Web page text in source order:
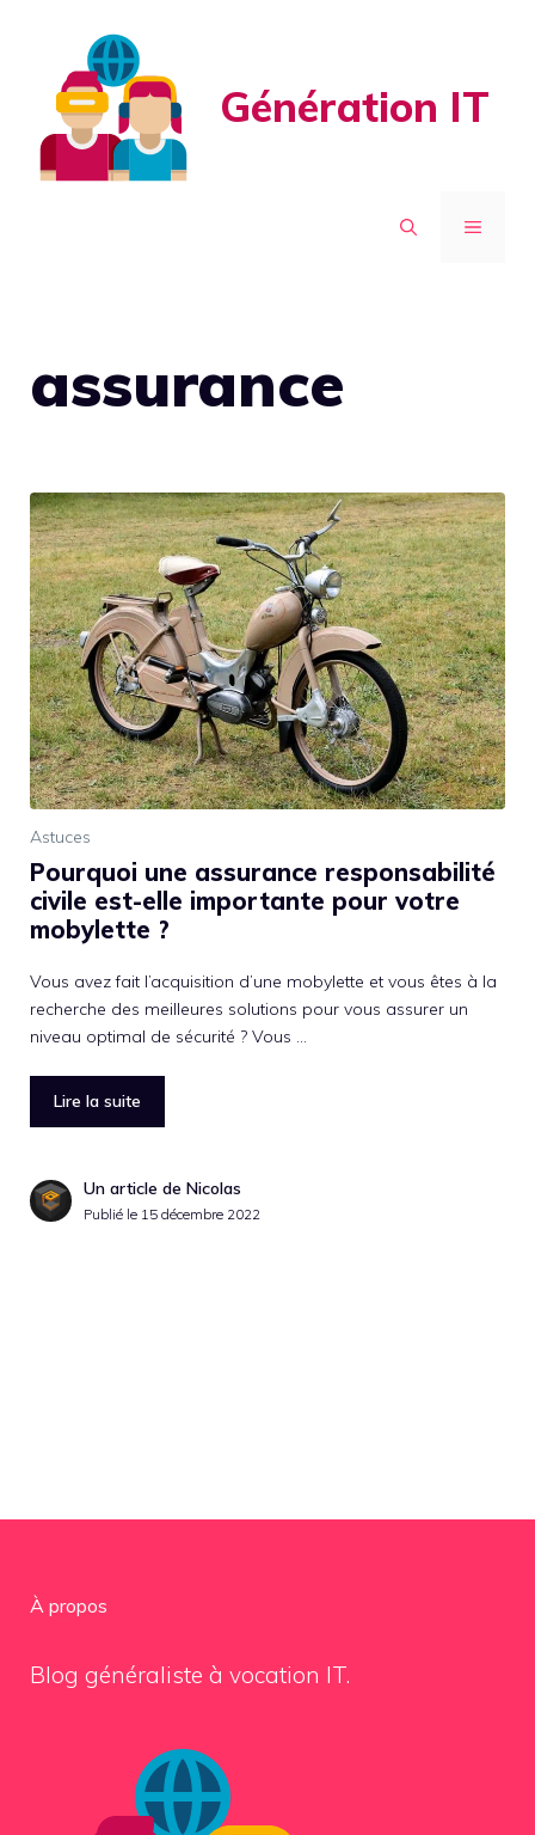
contenu
Génération IT
MENU
assurance
Astuces
Pourquoi une assurance responsabilité
civile est-elle importante pour votre
mobylette ?
Vous avez fait l’acquisition d’une mobylette et vous êtes à la
recherche des meilleures solutions pour vous assurer un
niveau optimal de sécurité ? Vous …
Lire la suite
Un article de Nicolas
Publié le 15 décembre 2022
À propos
Blog généraliste à vocation IT.